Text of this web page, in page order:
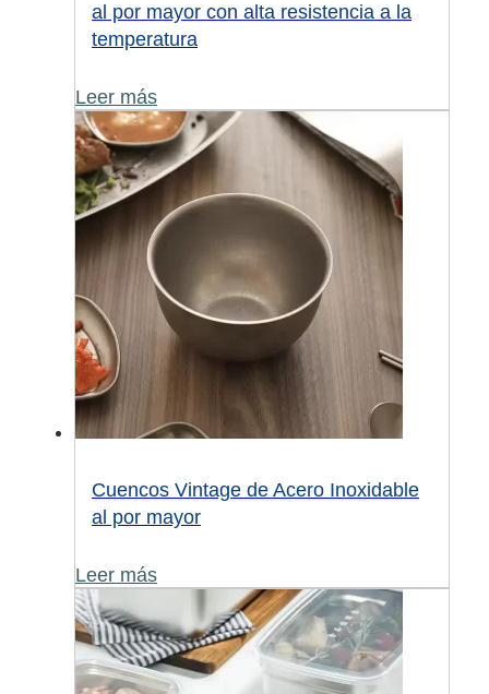
al por mayor con alta resistencia a la
temperatura
Leer más
Cuencos Vintage de Acero Inoxidable
al por mayor
Leer más